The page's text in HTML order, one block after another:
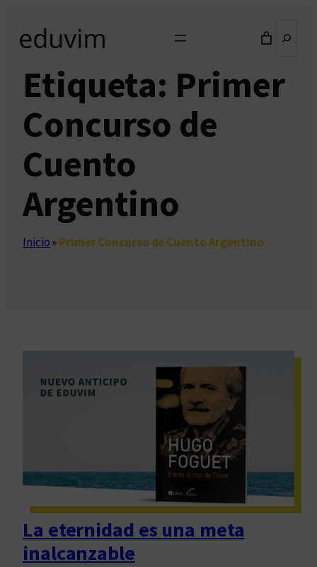
contenido
Etiqueta: Primer
Concurso de
Cuento
Argentino
Inicio»Primer Concurso de Cuento Argentino
La eternidad es una meta
inalcanzable